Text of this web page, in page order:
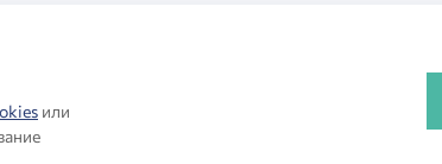
характеристики товара, не ухудшающие его качество.
www.milardo.ru.
или